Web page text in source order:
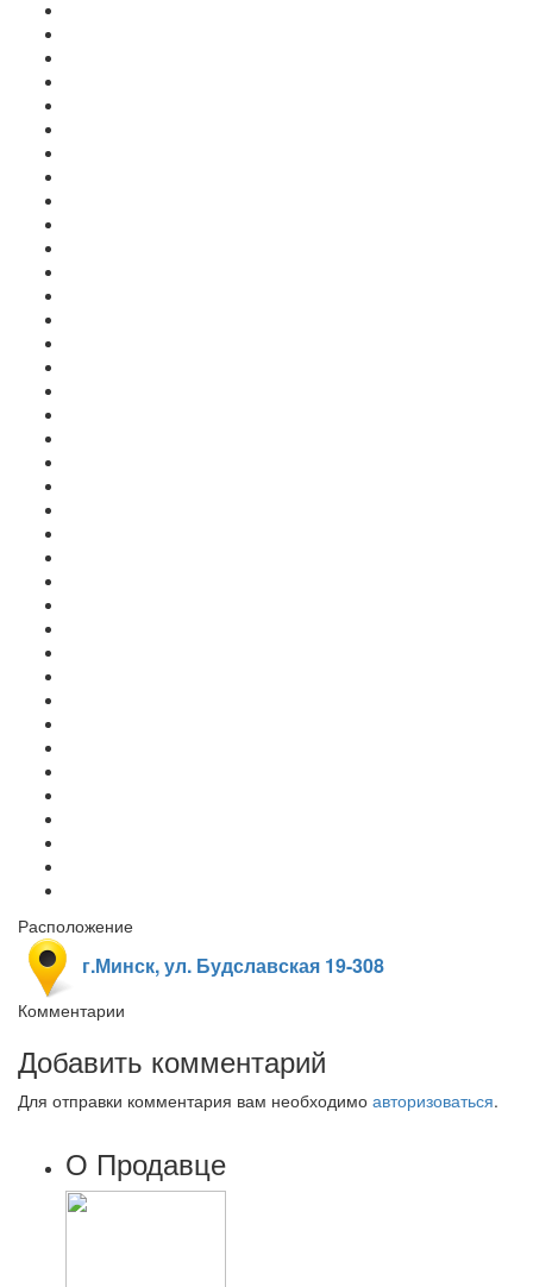
Расположение
г.Минск, ул. Будславская 19-308
Комментарии
Добавить комментарий
Для отправки комментария вам необходимо авторизоваться.
О Продавце